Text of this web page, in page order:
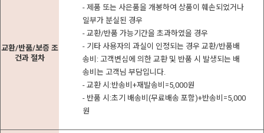
교환/반품/보증 조
건과 절차
- 제품 또는 사은품을 개봉하여 상품이 훼손되었거나
일부가 분실된 경우
- 교환/반품 가능기간을 초과하였을 경우
- 기타 사용자의 과실이 인정되는 경우 교환/반품배
송비: 고객변심에 의한 교환 및 반품 시 발생되는 배
송비는 고객님 부담입니다.
- 교환 시:반송비+재발송비=5,000원
- 반품 시:초기 배송비(무료배송 포함)+반송비=5,000
원